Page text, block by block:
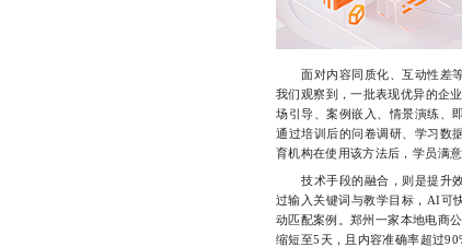
面对内容同质化、互动性差等
我们观察到，一批表现优异的企
场引导、案例嵌入、情景演练、
通过培训后的问卷调研、学习数
育机构在使用该方法后，学员满
技术手段的融合，则是提升效
过输入关键词与教学目标，AI可
动匹配案例。郑州一家本地电商
缩短至5天，且内容准确率超过